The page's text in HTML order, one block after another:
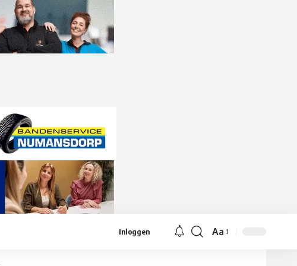
Inloggen
Lettergrootte
Aa